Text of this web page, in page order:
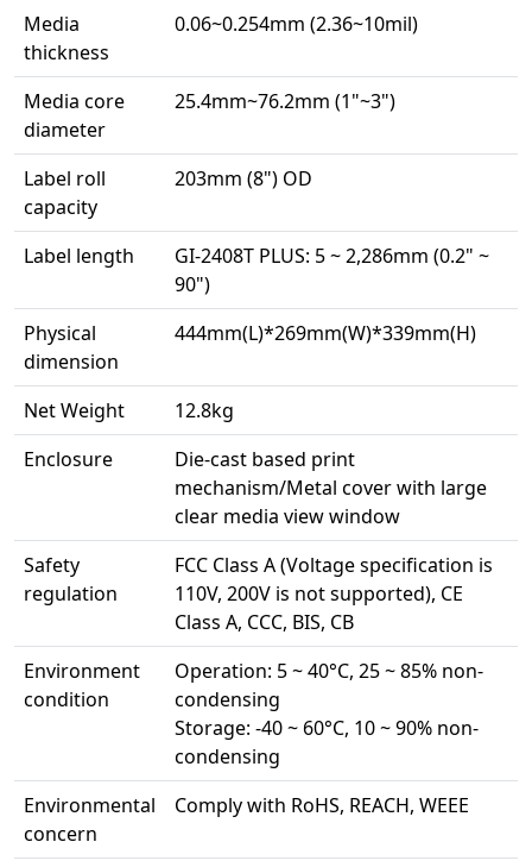
Media
thickness
0.06~0.254mm (2.36~10mil)
Media core
diameter
25.4mm~76.2mm (1"~3")
Label roll
capacity
203mm (8") OD
Label length
GI-2408T PLUS: 5 ~ 2,286mm (0.2" ~
90")
Physical
dimension
444mm(L)*269mm(W)*339mm(H)
Net Weight
12.8kg
Enclosure
Die-cast based print
mechanism/Metal cover with large
clear media view window
Safety
regulation
FCC Class A (Voltage specification is
110V, 200V is not supported), CE
Class A, CCC, BIS, CB
Environment
condition
Operation: 5 ~ 40°C, 25 ~ 85% non-
condensing
Storage: -40 ~ 60°C, 10 ~ 90% non-
condensing
Environmental
concern
Comply with RoHS, REACH, WEEE